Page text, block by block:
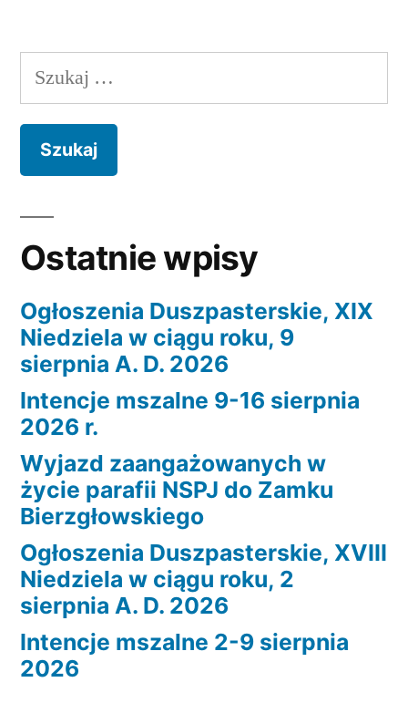
wpisów
Szukaj:
Ostatnie wpisy
Ogłoszenia Duszpasterskie, XIX
Niedziela w ciągu roku, 9
sierpnia A. D. 2026
Intencje mszalne 9-16 sierpnia
2026 r.
Wyjazd zaangażowanych w
życie parafii NSPJ do Zamku
Bierzgłowskiego
Ogłoszenia Duszpasterskie, XVIII
Niedziela w ciągu roku, 2
sierpnia A. D. 2026
Intencje mszalne 2-9 sierpnia
2026